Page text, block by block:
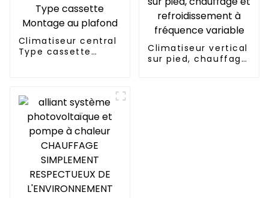
Climatiseur central
Type cassette
Climatiseur vertical
sur pied, chauffage